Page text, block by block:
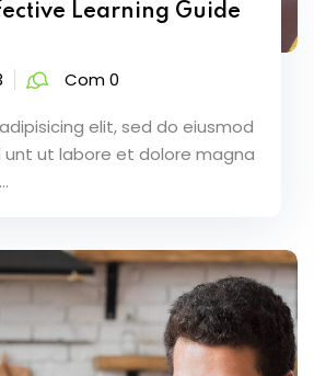
Learning Guide
Com 0
elit, sed do eiusmod
unt ut labore et dolore magna